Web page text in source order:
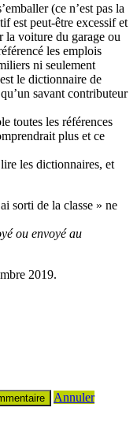
(ce n’est pas la
est peut-être excessif et
la voiture du garage ou
les emplois
ni seulement
le dictionnaire de
savant contributeur
toutes les références
plus et ce
les dictionnaires, et
sorti de la classe » ne
ou envoyé au
2019.
Annuler